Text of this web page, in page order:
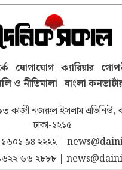
যোগাযোগ ক্যারিয়ার
ও নীতিমালা বাংলা
৯৩ কাজী নজরুল ইসলাম এভিনিউ,
ঢাকা-১২১৫
৯৪ ২২২২|
৬৬ ২৮৮৮|